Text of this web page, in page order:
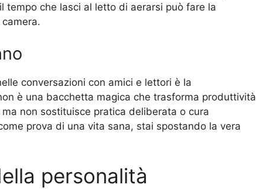
tempo che lasci al letto di aerarsi può fare la
conversazioni con amici e lettori è la
è una bacchetta magica che trasforma produttività
non sostituisce pratica deliberata o cura
prova di una vita sana, stai spostando la vera
personalità